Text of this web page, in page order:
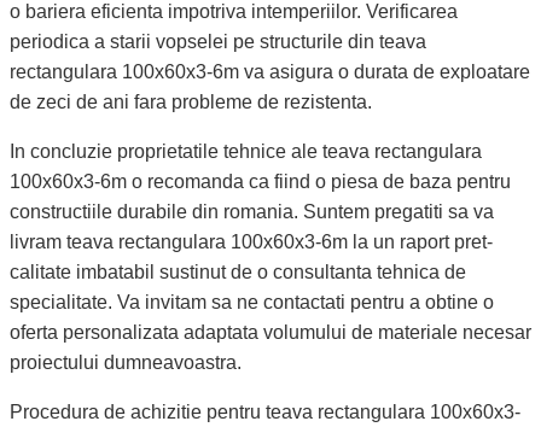
o bariera eficienta impotriva intemperiilor. Verificarea
periodica a starii vopselei pe structurile din teava
rectangulara 100x60x3-6m va asigura o durata de exploatare
de zeci de ani fara probleme de rezistenta.
In concluzie proprietatile tehnice ale teava rectangulara
100x60x3-6m o recomanda ca fiind o piesa de baza pentru
constructiile durabile din romania. Suntem pregatiti sa va
livram teava rectangulara 100x60x3-6m la un raport pret-
calitate imbatabil sustinut de o consultanta tehnica de
specialitate. Va invitam sa ne contactati pentru a obtine o
oferta personalizata adaptata volumului de materiale necesar
proiectului dumneavoastra.
Procedura de achizitie pentru teava rectangulara 100x60x3-